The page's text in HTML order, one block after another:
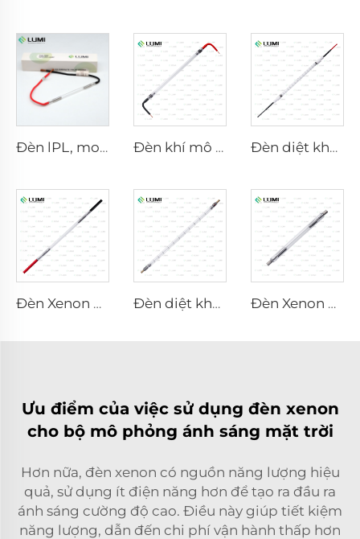
Đèn lPL, model 7-60-125 Dây điện Đèn khí mô phỏng ánh sáng mặt trời D3801 – 10×160×210 mm Đèn diệt khuẩn xung mạnh L3031 – 8×130×165 mm (Dây)
Đèn Xenon Laser L2051 – 5×70×130 mm Đèn diệt khuẩn xung mạnh L5590 – 9×250×300 mm Đèn Xenon Laser L1530-8×45×100 mm
Ưu điểm của việc sử dụng đèn xenon
cho bộ mô phỏng ánh sáng mặt trời
Hơn nữa, đèn xenon có nguồn năng lượng hiệu
quả, sử dụng ít điện năng hơn để tạo ra đầu ra
ánh sáng cường độ cao. Điều này giúp tiết kiệm
năng lượng, dẫn đến chi phí vận hành thấp hơn